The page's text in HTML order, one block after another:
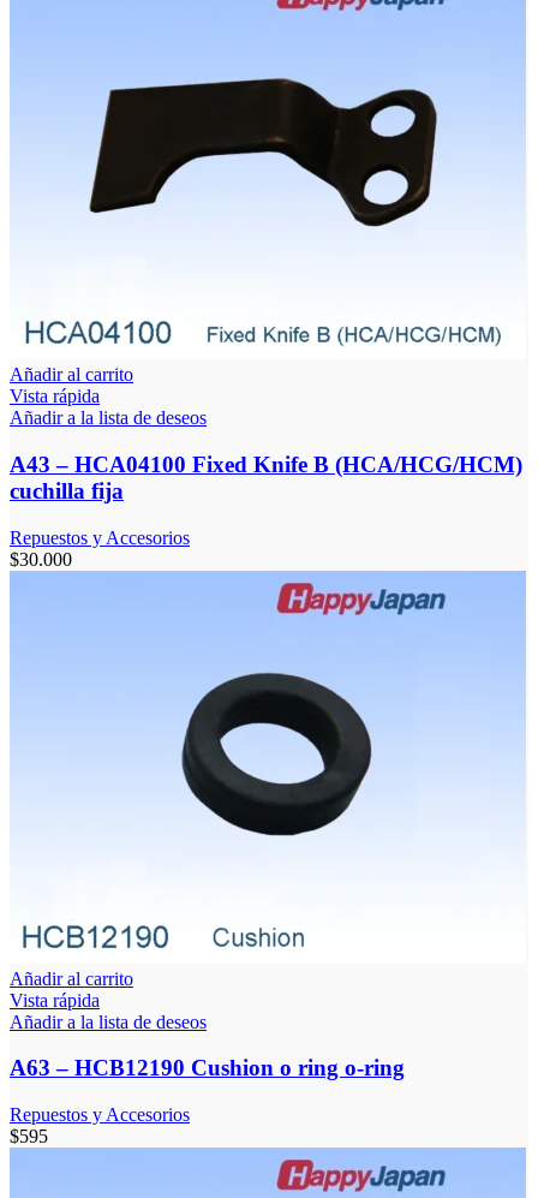
Añadir al carrito
Vista rápida
Añadir a la lista de deseos
A43 – HCA04100 Fixed Knife B (HCA/HCG/HCM)
cuchilla fija
Repuestos y Accesorios
$30.000
Añadir al carrito
Vista rápida
Añadir a la lista de deseos
A63 – HCB12190 Cushion o ring o-ring
Repuestos y Accesorios
$595